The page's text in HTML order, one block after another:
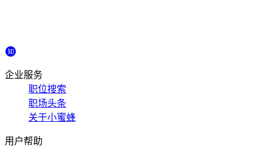
企业服务
职位搜索
职场头条
关于小蜜蜂
用户帮助